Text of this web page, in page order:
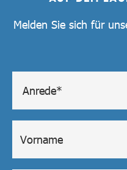
Melden Sie sich für